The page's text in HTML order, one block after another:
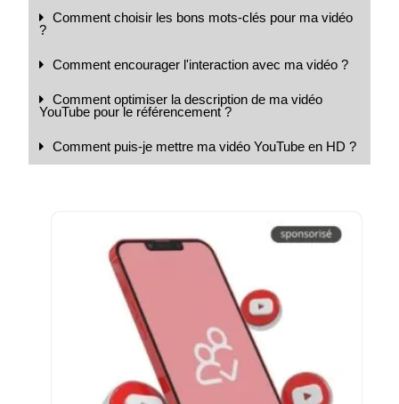
Comment choisir les bons mots-clés pour ma vidéo
?
Comment encourager l'interaction avec ma vidéo ?
Comment optimiser la description de ma vidéo
YouTube pour le référencement ?
Comment puis-je mettre ma vidéo YouTube en HD ?